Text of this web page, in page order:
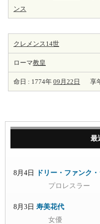
ンス
クレメンス14世
ローマ教皇
命日 : 1774年 09月22日 享
最
8月4日
ドリー・ファンク
プロレスラー
8月3日 寿美花代
女優